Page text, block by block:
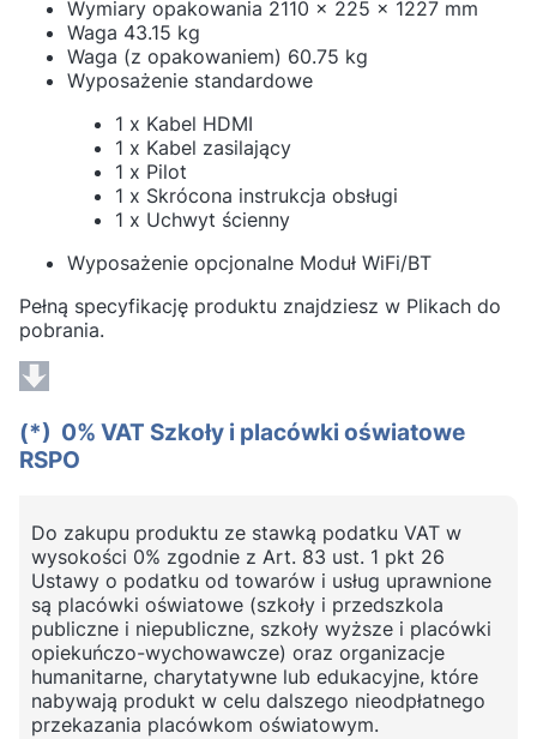
Wymiary opakowania 2110 x 225 x 1227 mm
Waga 43.15 kg
Waga (z opakowaniem) 60.75 kg
Wyposażenie standardowe
1 x Kabel HDMI
1 x Kabel zasilający
1 x Pilot
1 x Skrócona instrukcja obsługi
1 x Uchwyt ścienny
Wyposażenie opcjonalne Moduł WiFi/BT
Pełną specyfikację produktu znajdziesz w Plikach do
pobrania.
(*) 0% VAT Szkoły i placówki oświatowe
RSPO
Do zakupu produktu ze stawką podatku VAT w
wysokości 0% zgodnie z Art. 83 ust. 1 pkt 26
Ustawy o podatku od towarów i usług uprawnione
są placówki oświatowe (szkoły i przedszkola
publiczne i niepubliczne, szkoły wyższe i placówki
opiekuńczo-wychowawcze) oraz organizacje
humanitarne, charytatywne lub edukacyjne, które
nabywają produkt w celu dalszego nieodpłatnego
przekazania placówkom oświatowym.